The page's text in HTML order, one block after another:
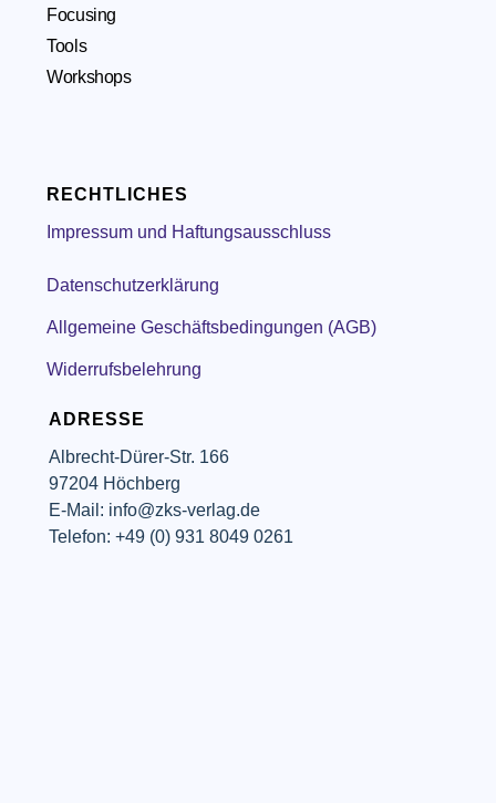
ADRESSE
Albrecht-Dürer-Str. 166
97204 Höchberg
E-Mail: info@zks-verlag.de
Telefon: +49 (0) 931 8049 0261
RECHTLICHES
Impressum und Haftungsausschluss
Datenschutzerklärung
Allgemeine Geschäftsbedingungen (AGB)
Widerrufsbelehrung
Focusing
Tools
Workshops